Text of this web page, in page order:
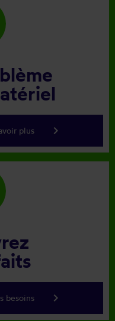
plus keyboard_arrow_right
besoins keyboard_arrow_right